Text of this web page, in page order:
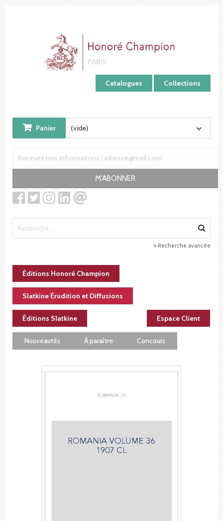
Catalogues Collections
Panier (vide)
M'ABONNER
Recherche avancée
Éditions Honoré Champion
Slatkine Érudition et Diffusions
Éditions Slatkine Espace Client
Nouveautés À paraître Concours